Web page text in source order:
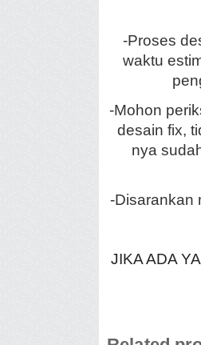
-Proses
waktu
-Mohon
desain fix,
nya
-Disarankan
JIKA ADA